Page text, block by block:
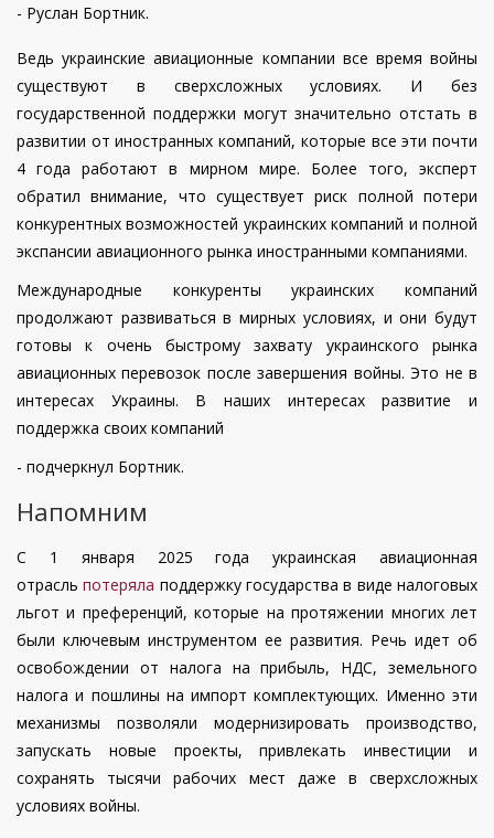
- Руслан Бортник.
Ведь украинские авиационные компании все время войны
существуют в сверхсложных условиях. И без
государственной поддержки могут значительно отстать в
развитии от иностранных компаний, которые все эти почти
4 года работают в мирном мире. Более того, эксперт
обратил внимание, что существует риск полной потери
конкурентных возможностей украинских компаний и полной
экспансии авиационного рынка иностранными компаниями.
Международные конкуренты украинских компаний
продолжают развиваться в мирных условиях, и они будут
готовы к очень быстрому захвату украинского рынка
авиационных перевозок после завершения войны. Это не в
интересах Украины. В наших интересах развитие и
поддержка своих компаний
- подчеркнул Бортник.
Напомним
С 1 января 2025 года украинская авиационная
отрасльпотеряла поддержку государства в виде налоговых
льгот и преференций, которые на протяжении многих лет
были ключевым инструментом ее развития. Речь идет об
освобождении от налога на прибыль, НДС, земельного
налога и пошлины на импорт комплектующих. Именно эти
механизмы позволяли модернизировать производство,
запускать новые проекты, привлекать инвестиции и
сохранять тысячи рабочих мест даже в сверхсложных
условиях войны.